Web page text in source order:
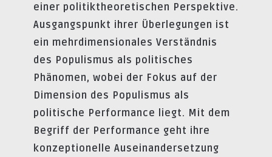
einer politiktheoretischen Perspektive.
Ausgangspunkt ihrer Überlegungen ist
ein mehrdimensionales Verständnis
des Populismus als politisches
Phänomen, wobei der Fokus auf der
Dimension des Populismus als
politische Performance liegt. Mit dem
Begriff der Performance geht ihre
konzeptionelle Auseinandersetzung